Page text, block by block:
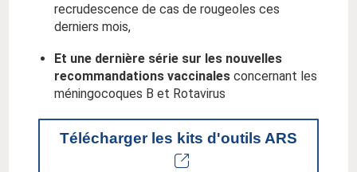
recrudescence de cas de rougeoles ces
derniers mois,
Et une dernière série sur les nouvelles
recommandations vaccinales concernant les
méningocoques B et Rotavirus
Télécharger les kits d'outils ARS